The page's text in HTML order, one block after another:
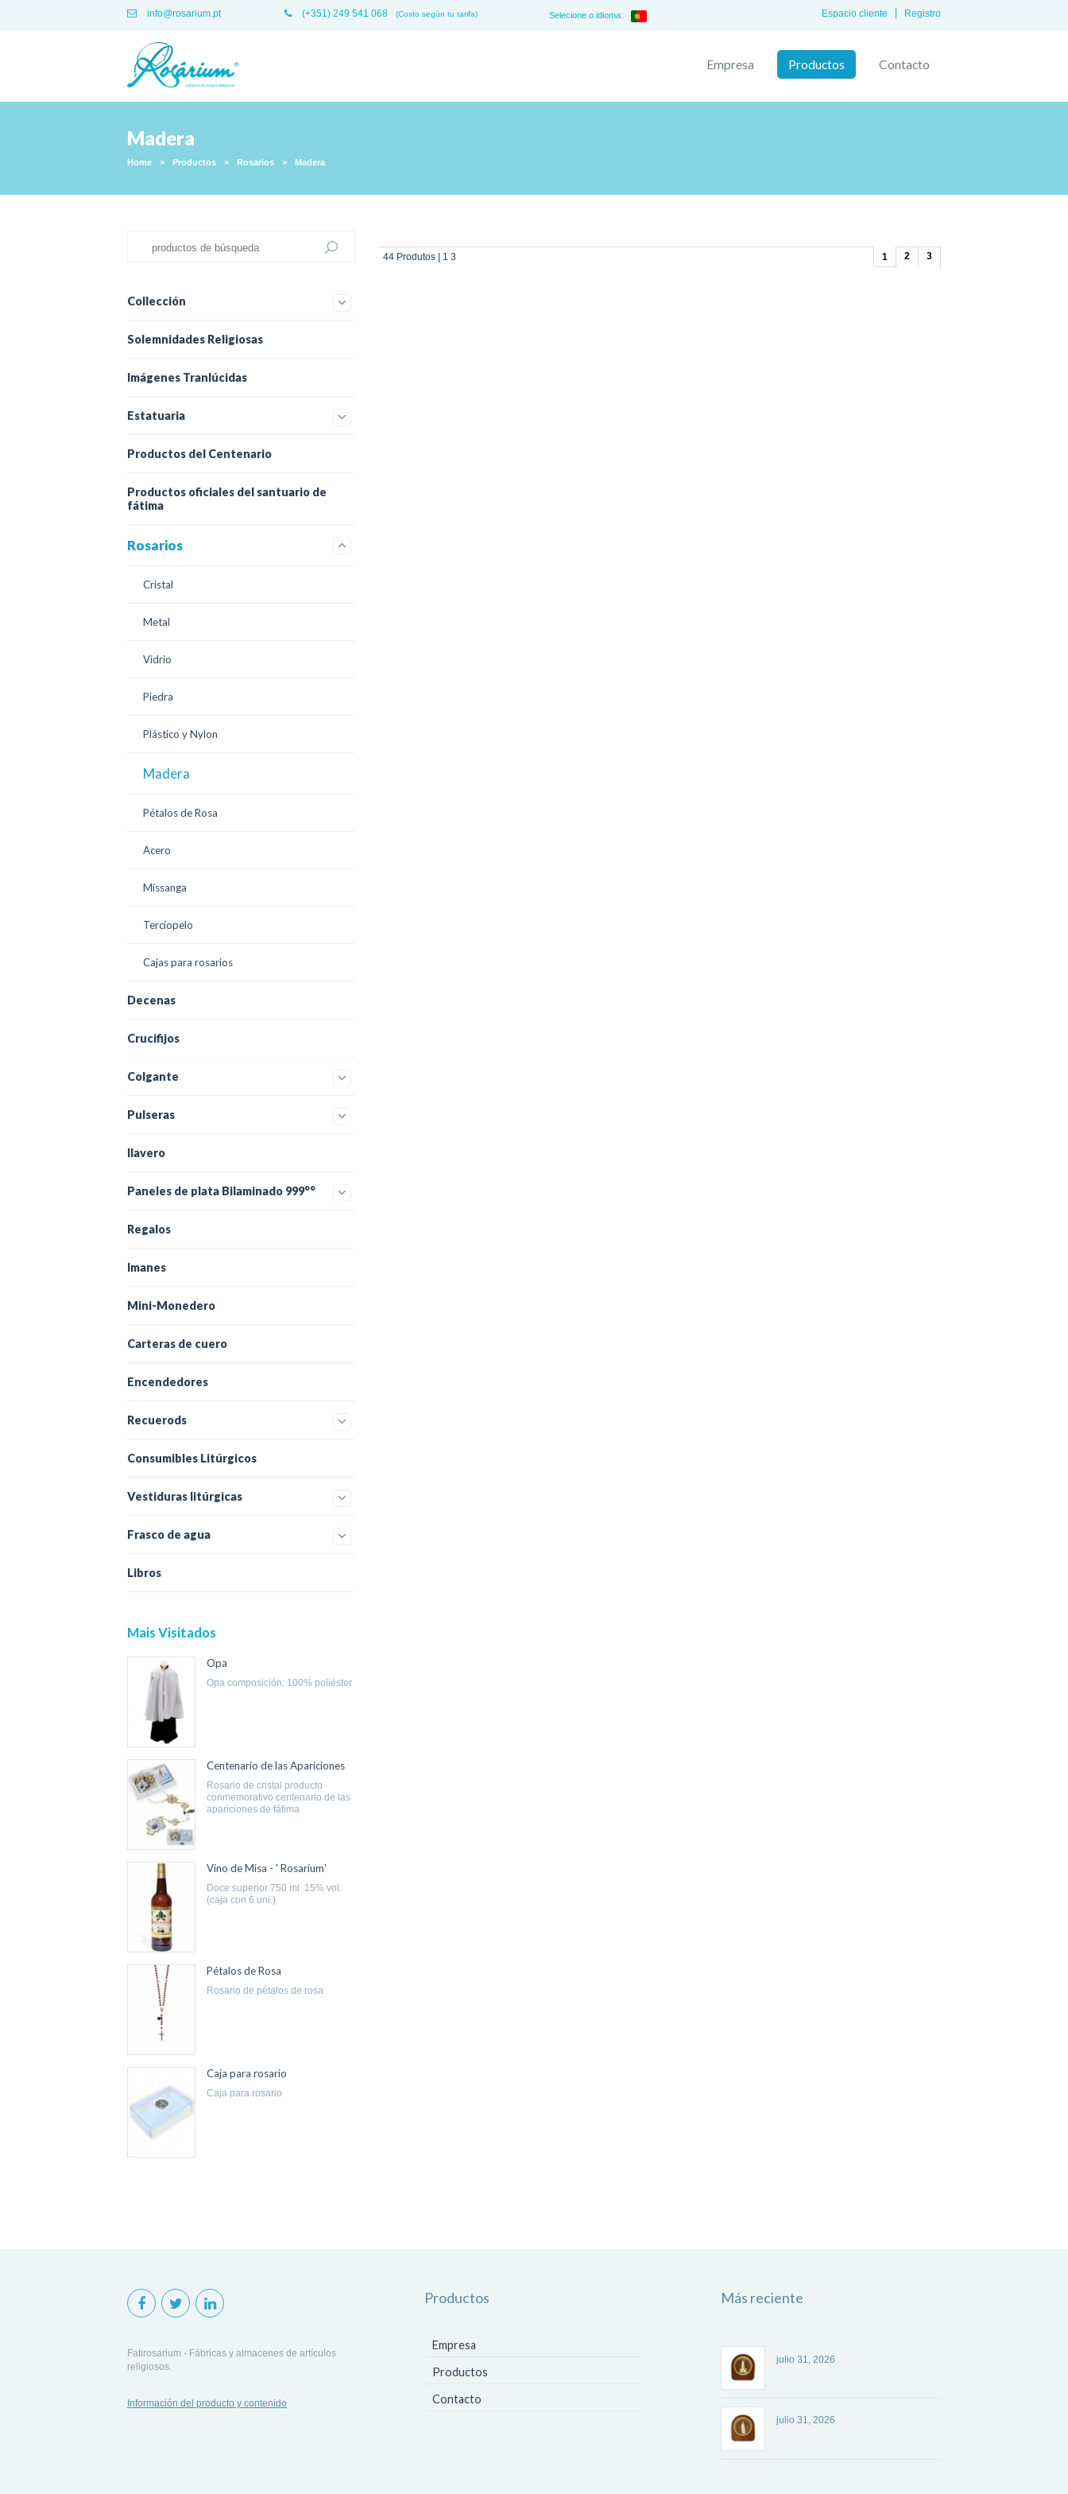
info@rosarium.pt (+351) 249 541 068 (Costo según tu tarifa) Selecione o idioma: Registro
Espacio cliente
Empresa Productos Contacto
Madera
Home > Productos > Rosarios > Madera
44 Produtos | 1 3 1 2 3
Collección
Solemnidades Religiosas
Imágenes Tranlúcidas
Estatuaria
Productos del Centenario
Productos oficiales del santuario de
fátima
Rosarios
Cristal
Metal
Vidrio
Piedra
Plástico y Nylon
Madera
Pétalos de Rosa
Acero
Missanga
Terciopelo
Cajas para rosarios
Decenas
Crucifijos
Colgante
Pulseras
llavero
Paneles de plata Bilaminado 999°°
Regalos
Imanes
Mini-Monedero
Carteras de cuero
Encendedores
Recuerods
Consumibles Litúrgicos
Vestiduras litúrgicas
Frasco de agua
Libros
Mais Visitados
Opa
opa composición: 100% poliéster
Centenario de las Apariciones
rosario de cristal producto
conmemorativo centenario de las
apariciones de fátima
Vino de Misa - ' Rosarium'
doce superior 750 ml 15% vol.
(caja con 6 uni.)
Pétalos de Rosa
rosario de pétalos de rosa
Caja para rosario
caja para rosario
Fatirosarium - Fábricas y almacenes de artículos
religiosos.
Información del producto y contenido
Productos
Empresa
Productos
Contacto
Más reciente
julio 31, 2026
julio 31, 2026